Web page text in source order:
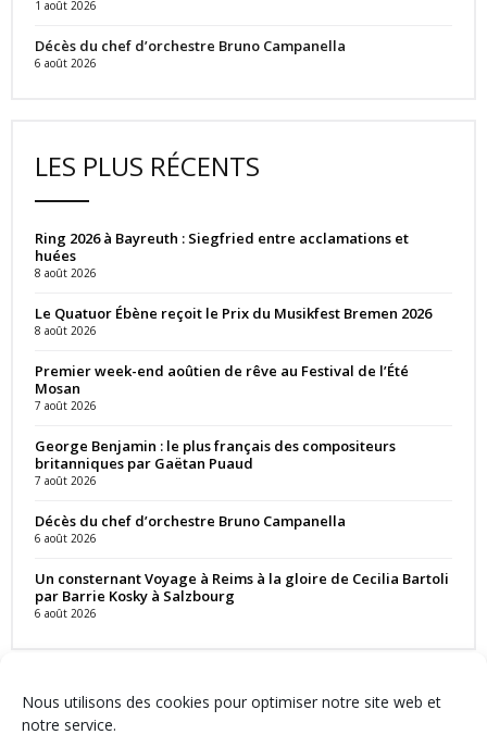
Nous utilisons des cookies pour optimiser notre site web et
notre service.
1 août 2026
Décès du chef d’orchestre Bruno Campanella
6 août 2026
LES PLUS RÉCENTS
Ring 2026 à Bayreuth : Siegfried entre acclamations et
huées
8 août 2026
Le Quatuor Ébène reçoit le Prix du Musikfest Bremen 2026
8 août 2026
Premier week-end aoûtien de rêve au Festival de l’Été
Mosan
7 août 2026
George Benjamin : le plus français des compositeurs
britanniques par Gaëtan Puaud
7 août 2026
Décès du chef d’orchestre Bruno Campanella
6 août 2026
Un consternant Voyage à Reims à la gloire de Cecilia Bartoli
par Barrie Kosky à Salzbourg
6 août 2026